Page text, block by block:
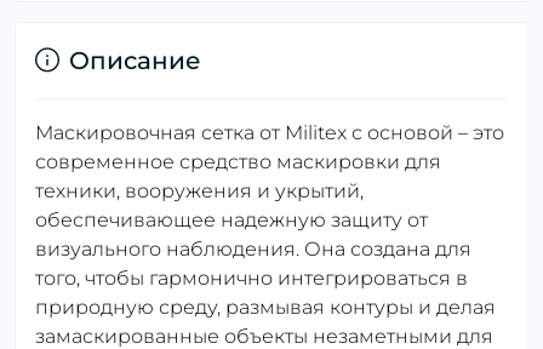
Описание
Маскировочная сетка от Militex с основой – это
современное средство маскировки для
техники, вооружения и укрытий,
обеспечивающее надежную защиту от
визуального наблюдения. Она создана для
того, чтобы гармонично интегрироваться в
природную среду, размывая контуры и делая
замаскированные объекты незаметными для